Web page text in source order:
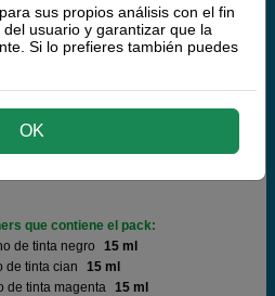
comprar >
BCI-6
colores
que contiene el pack:
de tinta negro
15 ml
de tinta cian
15 ml
de tinta magenta 15 ml
sus propios análisis con el fin
usuario y garantizar que la
Si lo prefieres también puedes
OK